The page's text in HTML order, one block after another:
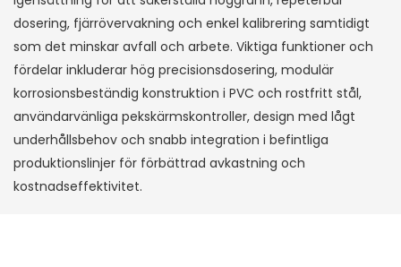
dosering, fjärrövervakning och enkel kalibrering samtidigt
som det minskar avfall och arbete. Viktiga funktioner och
fördelar inkluderar hög precisionsdosering, modulär
korrosionsbeständig konstruktion i PVC och rostfritt stål,
användarvänliga pekskärmskontroller, design med lågt
underhållsbehov och snabb integration i befintliga
produktionslinjer för förbättrad avkastning och
kostnadseffektivitet.